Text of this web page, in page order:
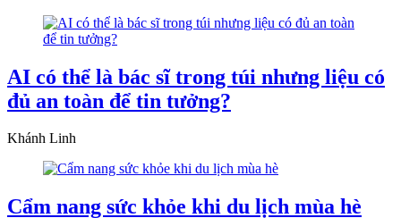
AI có thể là bác sĩ trong túi nhưng liệu có
đủ an toàn để tin tưởng?
Khánh Linh
Cẩm nang sức khỏe khi du lịch mùa hè